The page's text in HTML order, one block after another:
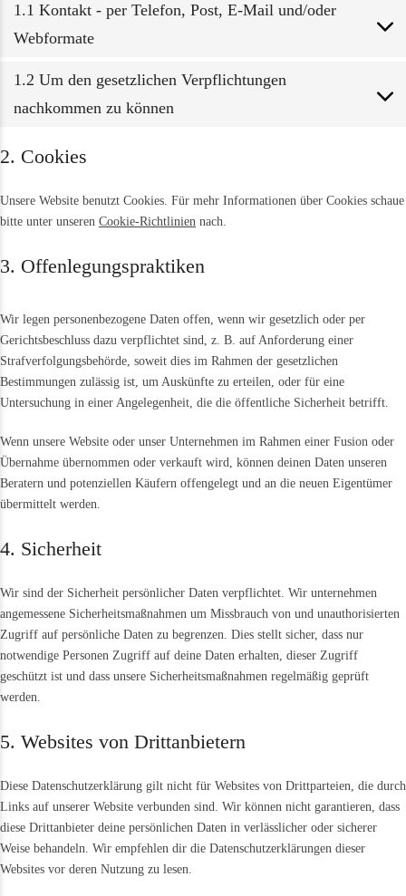
1.1 Kontakt - per Telefon, Post, E-Mail und/oder
Webformate
1.2 Um den gesetzlichen Verpflichtungen
nachkommen zu können
2. Cookies
Unsere Website benutzt Cookies. Für mehr Informationen über Cookies schaue
bitte unter unseren Cookie-Richtlinien nach.
3. Offenlegungspraktiken
Wir legen personenbezogene Daten offen, wenn wir gesetzlich oder per
Gerichtsbeschluss dazu verpflichtet sind, z. B. auf Anforderung einer
Strafverfolgungsbehörde, soweit dies im Rahmen der gesetzlichen
Bestimmungen zulässig ist, um Auskünfte zu erteilen, oder für eine
Untersuchung in einer Angelegenheit, die die öffentliche Sicherheit betrifft.
Wenn unsere Website oder unser Unternehmen im Rahmen einer Fusion oder
Übernahme übernommen oder verkauft wird, können deinen Daten unseren
Beratern und potenziellen Käufern offengelegt und an die neuen Eigentümer
übermittelt werden.
4. Sicherheit
Wir sind der Sicherheit persönlicher Daten verpflichtet. Wir unternehmen
angemessene Sicherheitsmaßnahmen um Missbrauch von und unauthorisierten
Zugriff auf persönliche Daten zu begrenzen. Dies stellt sicher, dass nur
notwendige Personen Zugriff auf deine Daten erhalten, dieser Zugriff
geschützt ist und dass unsere Sicherheitsmaßnahmen regelmäßig geprüft
werden.
5. Websites von Drittanbietern
Diese Datenschutzerklärung gilt nicht für Websites von Drittparteien, die durch
Links auf unserer Website verbunden sind. Wir können nicht garantieren, dass
diese Drittanbieter deine persönlichen Daten in verlässlicher oder sicherer
Weise behandeln. Wir empfehlen dir die Datenschutzerklärungen dieser
Websites vor deren Nutzung zu lesen.